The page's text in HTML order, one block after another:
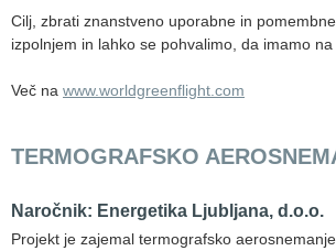
Cilj, zbrati znanstveno uporabne in
izpolnjem in lahko se pohvalimo, da imamo
Več na www.worldgreenflight.com
TERMOGRAFSKO
Naročnik: Energetika Ljubljana, d.o.o.
Projekt je zajemal termografsko